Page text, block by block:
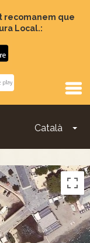
recomanem que
Local.:
Català